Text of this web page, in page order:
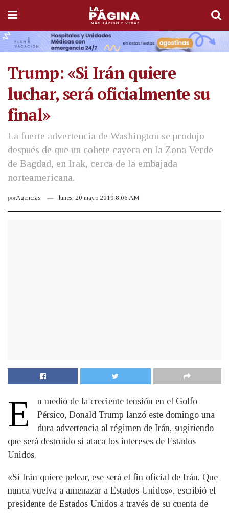
Trump: «Si Irán quiere
luchar, será oficialmente su
final»
La fuerte advertencia de Washington se produjo
después de que un cohete cayera en la Zona Verde
de Bagdad, en Irak, cerca de la embajada
norteamericana.
porAgencias lunes, 20 mayo 2019 8:06 AM
E
n medio de la creciente tensión en el Golfo
Pérsico, Donald Trump lanzó este domingo una
dura advertencia al régimen de Irán, sugiriendo
que será destruido si ataca los intereses de Estados
Unidos.
«Si Irán quiere pelear, ese será el fin oficial de Irán. Que
nunca vuelva a amenazar a Estados Unidos», escribió el
presidente de Estados Unidos a través de su cuenta de